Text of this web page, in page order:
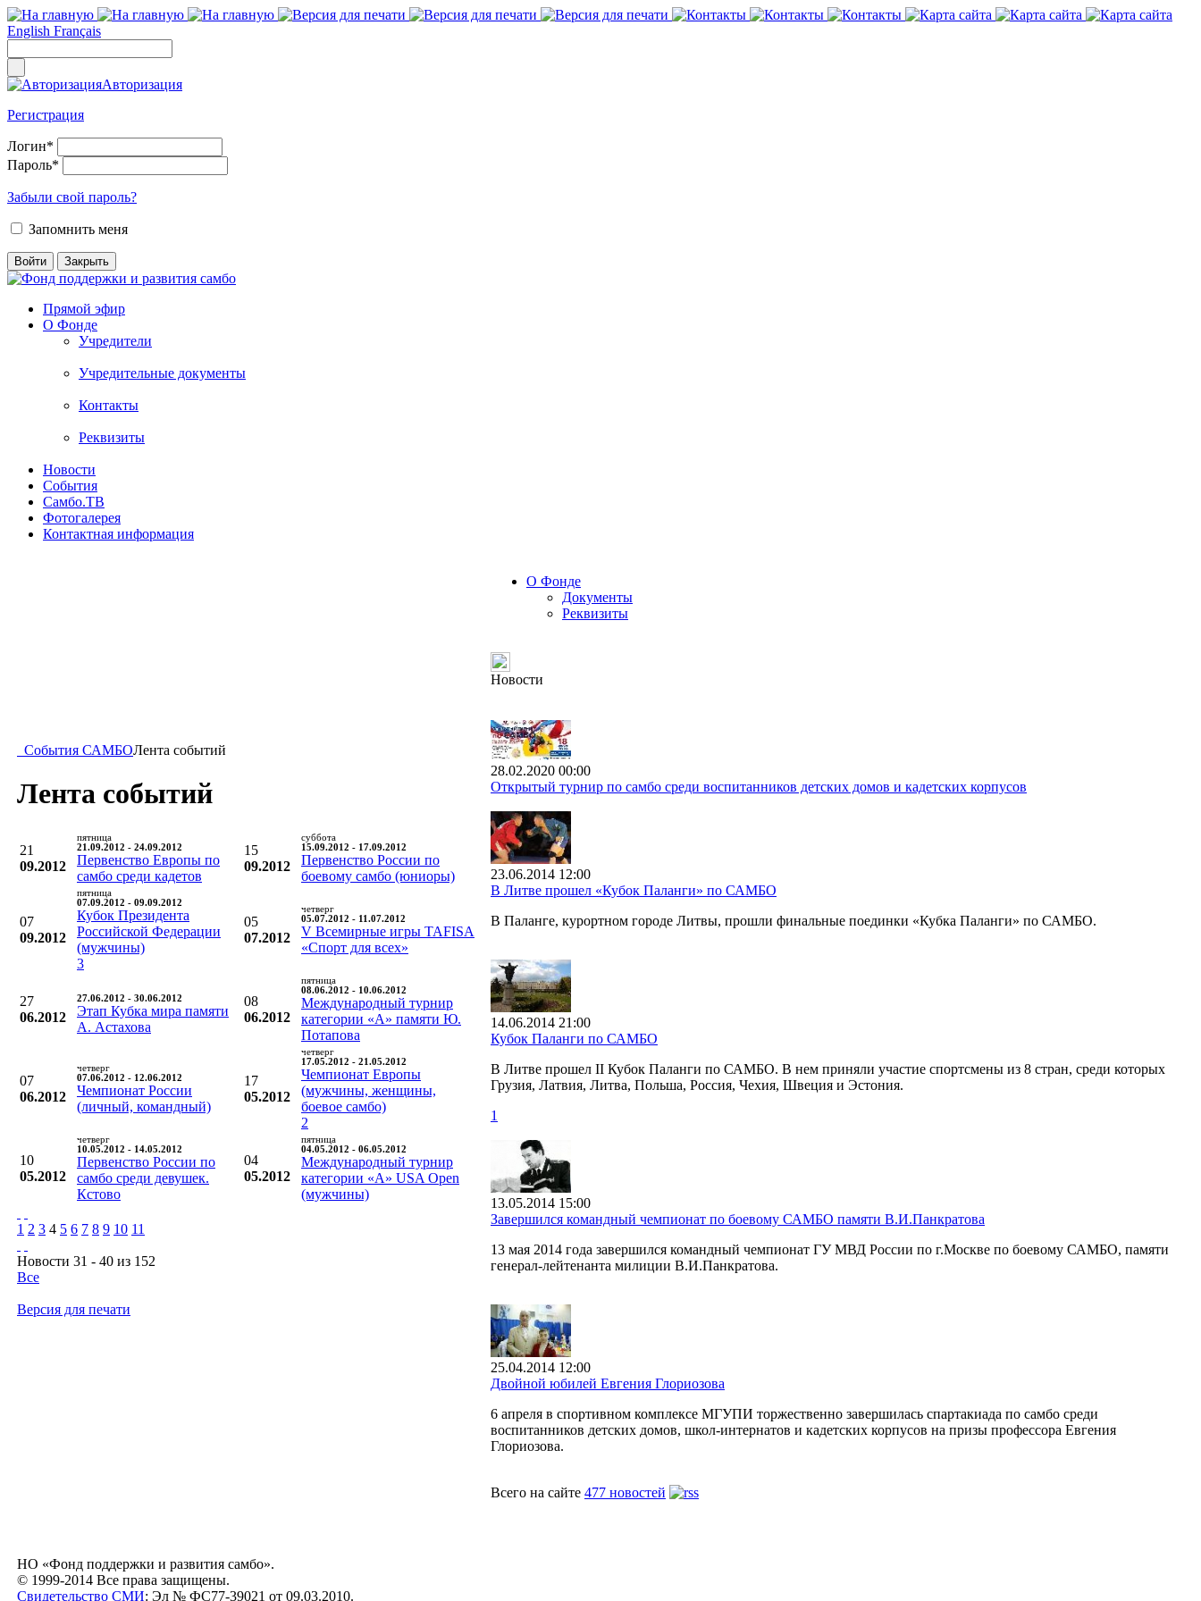
English Français
Авторизация
Регистрация
Логин*
Пароль*
Забыли свой пароль?
Запомнить меня
Прямой эфир
О Фонде
Учредители
Учредительные документы
Контакты
Реквизиты
Новости
События
Самбо.ТВ
Фотогалерея
Контактная информация
События САМБОЛента событий
Лента событий
21
09.2012
пятница
21.09.2012 - 24.09.2012
Первенство Европы по
самбо среди кадетов
15
09.2012
суббота
15.09.2012 - 17.09.2012
Первенство России по
боевому самбо (юниоры)
07
09.2012
пятница
07.09.2012 - 09.09.2012
Кубок Президента
Российской Федерации
(мужчины)
3
05
07.2012
четверг
05.07.2012 - 11.07.2012
V Всемирные игры TAFISA
«Спорт для всех»
27
06.2012
27.06.2012 - 30.06.2012
Этап Кубка мира памяти
А. Астахова
08
06.2012
пятница
08.06.2012 - 10.06.2012
Международный турнир
категории «А» памяти Ю.
Потапова
07
06.2012
четверг
07.06.2012 - 12.06.2012
Чемпионат России
(личный, командный)
17
05.2012
четверг
17.05.2012 - 21.05.2012
Чемпионат Европы
(мужчины, женщины,
боевое самбо)
2
10
05.2012
четверг
10.05.2012 - 14.05.2012
Первенство России по
самбо среди девушек.
Кстово
04
05.2012
пятница
04.05.2012 - 06.05.2012
Международный турнир
категории «А» USA Open
(мужчины)
1 2 3 4 5 6 7 8 9 10 11
Новости 31 - 40 из 152
Все
Версия для печати
О Фонде
Документы
Реквизиты
Новости
28.02.2020 00:00
Открытый турнир по самбо среди воспитанников детских домов и кадетских корпусов
23.06.2014 12:00
В Литве прошел «Кубок Паланги» по САМБО
В Паланге, курортном городе Литвы, прошли финальные поединки «Кубка Паланги» по САМБО.
14.06.2014 21:00
Кубок Паланги по САМБО
В Литве прошел II Кубок Паланги по САМБО. В нем приняли участие спортсмены из 8 стран, среди которых
Грузия, Латвия, Литва, Польша, Россия, Чехия, Швеция и Эстония.
1
13.05.2014 15:00
Завершился командный чемпионат по боевому САМБО памяти В.И.Панкратова
13 мая 2014 года завершился командный чемпионат ГУ МВД России по г.Москве по боевому САМБО, памяти
генерал-лейтенанта милиции В.И.Панкратова.
25.04.2014 12:00
Двойной юбилей Евгения Глориозова
6 апреля в спортивном комплексе МГУПИ торжественно завершилась спартакиада по самбо среди
воспитанников детских домов, школ-интернатов и кадетских корпусов на призы профессора Евгения
Глориозова.
Всего на сайте 477 новостей
НО «Фонд поддержки и развития самбо».
© 1999-2014 Все права защищены.
Свидетельство СМИ: Эл № ФС77-39021 от 09.03.2010.